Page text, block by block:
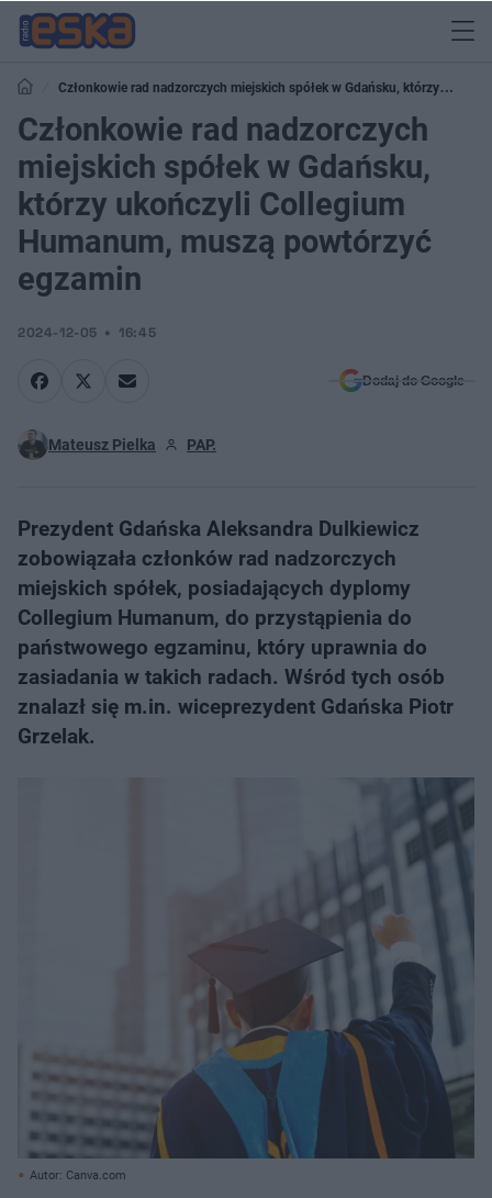
Członkowie rad nadzorczych miejskich spółek w Gdańsku, którzy
ukończyli Collegium Humanum, muszą powtórzyć egzamin
Członkowie rad nadzorczych
miejskich spółek w Gdańsku,
którzy ukończyli Collegium
Humanum, muszą powtórzyć
egzamin
2024-12-05 16:45
Dodaj do Google
Mateusz Pielka PAP.
Prezydent Gdańska Aleksandra Dulkiewicz
zobowiązała członków rad nadzorczych
miejskich spółek, posiadających dyplomy
Collegium Humanum, do przystąpienia do
państwowego egzaminu, który uprawnia do
zasiadania w takich radach. Wśród tych osób
znalazł się m.in. wiceprezydent Gdańska Piotr
Grzelak.
Autor: Canva.com